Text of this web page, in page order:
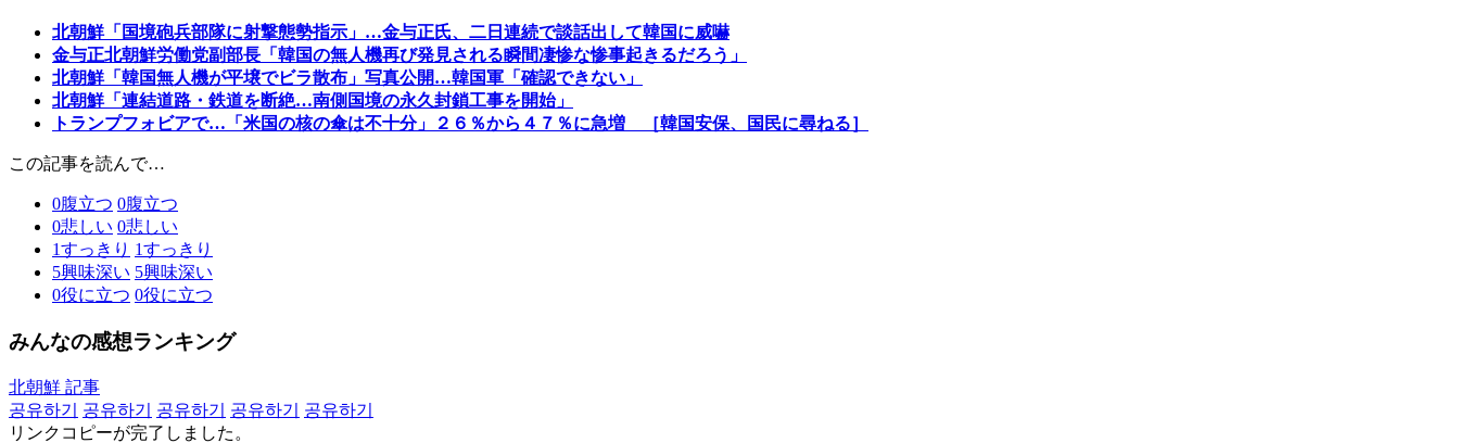
北朝鮮「国境砲兵部隊に射撃態勢指示」…金与正氏、二日連続で談話出して韓国に威嚇
金与正北朝鮮労働党副部長「韓国の無人機再び発見される瞬間凄惨な惨事起きるだろう」
北朝鮮「韓国無人機が平壌でビラ散布」写真公開…韓国軍「確認できない」
北朝鮮「連結道路・鉄道を断絶…南側国境の永久封鎖工事を開始」
トランプフォビアで…「米国の核の傘は不十分」２６％から４７％に急増 ［韓国安保、国民に尋ねる］
この記事を読んで…
0腹立つ 0腹立つ
0悲しい 0悲しい
1すっきり 1すっきり
5興味深い 5興味深い
0役に立つ 0役に立つ
みんなの感想ランキング
北朝鮮 記事
공유하기
공유하기 공유하기 공유하기
공유하기
リンクコピーが完了しました。